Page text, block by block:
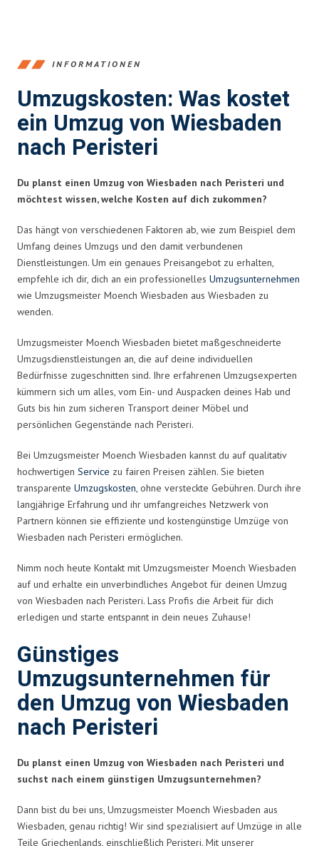
INFORMATIONEN
Umzugskosten: Was kostet
ein Umzug von Wiesbaden
nach Peristeri
Du planst einen Umzug von Wiesbaden nach Peristeri und
möchtest wissen, welche Kosten auf dich zukommen?
Das hängt von verschiedenen Faktoren ab, wie zum Beispiel dem
Umfang deines Umzugs und den damit verbundenen
Dienstleistungen. Um ein genaues Preisangebot zu erhalten,
empfehle ich dir, dich an ein professionelles Umzugsunternehmen
wie Umzugsmeister Moench Wiesbaden aus Wiesbaden zu
wenden.
Umzugsmeister Moench Wiesbaden bietet maßgeschneiderte
Umzugsdienstleistungen an, die auf deine individuellen
Bedürfnisse zugeschnitten sind. Ihre erfahrenen Umzugsexperten
kümmern sich um alles, vom Ein- und Auspacken deines Hab und
Guts bis hin zum sicheren Transport deiner Möbel und
persönlichen Gegenstände nach Peristeri.
Bei Umzugsmeister Moench Wiesbaden kannst du auf qualitativ
hochwertigen Service zu fairen Preisen zählen. Sie bieten
transparente Umzugskosten, ohne versteckte Gebühren. Durch ihre
langjährige Erfahrung und ihr umfangreiches Netzwerk von
Partnern können sie effiziente und kostengünstige Umzüge von
Wiesbaden nach Peristeri ermöglichen.
Nimm noch heute Kontakt mit Umzugsmeister Moench Wiesbaden
auf und erhalte ein unverbindliches Angebot für deinen Umzug
von Wiesbaden nach Peristeri. Lass Profis die Arbeit für dich
erledigen und starte entspannt in dein neues Zuhause!
Günstiges
Umzugsunternehmen für
den Umzug von Wiesbaden
nach Peristeri
Du planst einen Umzug von Wiesbaden nach Peristeri und
suchst nach einem günstigen Umzugsunternehmen?
Dann bist du bei uns, Umzugsmeister Moench Wiesbaden aus
Wiesbaden, genau richtig! Wir sind spezialisiert auf Umzüge in alle
Teile Griechenlands, einschließlich Peristeri. Mit unserer